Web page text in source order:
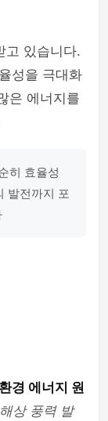
고 있습니다.
성을 극대화
은 에너지를
히 효율성
발전까지 포
경 에너지 원
상 풍력 발